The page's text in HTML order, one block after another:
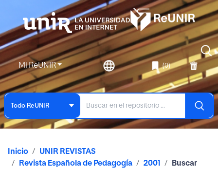
Mi ReUNIR (0)
Todo ReUNIR
Inicio
UNIR REVISTAS
Revista Española de Pedagogía
2001 Buscar